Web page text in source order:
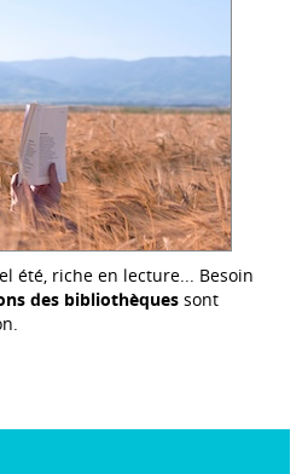
été, riche en lecture... Besoin
des bibliothèques sont